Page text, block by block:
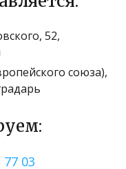
52,
союза),
77 03